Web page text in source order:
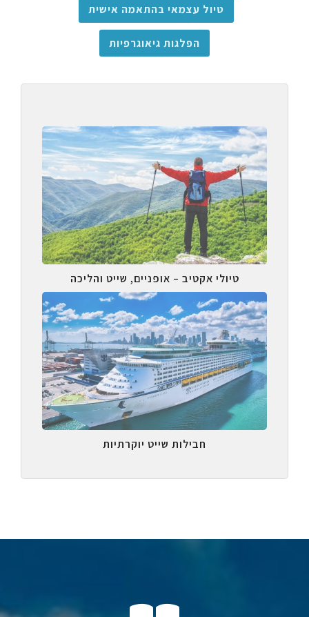
טיול עצמאי בהתאמה אישית
הפלגות גיאוגרפיות
טיולי אקטיב – אופניים, שייט והליכה
חבילות שייט יוקרתיות